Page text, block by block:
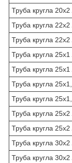
Труба кругла 20х2
Труба кругла 22х2
Труба кругла 22х2
Труба кругла 25х1
Труба кругла 25х1
Труба кругла
Труба кругла
Труба кругла 25х2
Труба кругла 25х2
Труба кругла 30х2
Труба кругла 30х2